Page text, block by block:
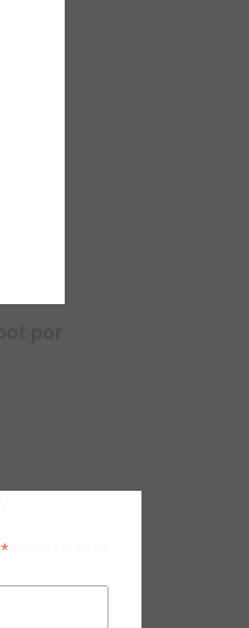
*indicates required